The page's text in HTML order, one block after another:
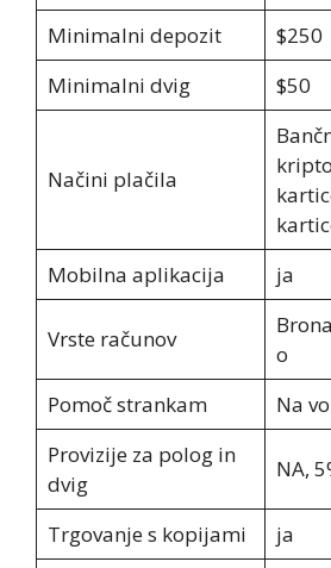
Minimalni depozit
$250
Minimalni dvig
$50
Načini plačila
Mobilna aplikacija
ja
Vrste računov
o
Pomoč strankam
Na
Provizije za polog in
dvig
NA,
Trgovanje s kopijami
ja